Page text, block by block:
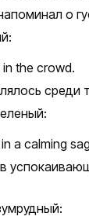
о
the crowd.
среди
a calming